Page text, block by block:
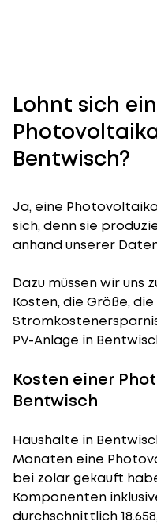
Lohnt sich
Bentwisch?
Ja, eine
sich, denn sie
anhand unserer
Dazu müssen wir uns
Kosten, die Größe,
PV-Anlage in
Kosten einer
Bentwisch
Haushalte in
Monaten eine
bei zolar gekauft
Komponenten
durchschnittlich